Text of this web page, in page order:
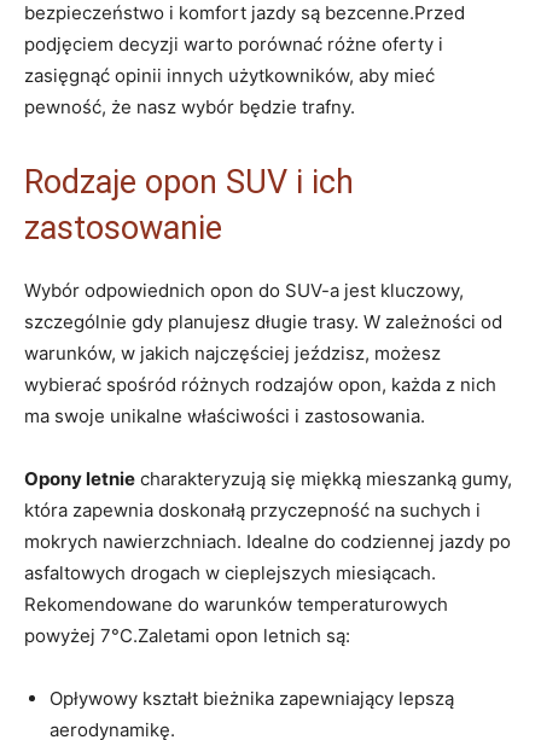
bezpieczeństwo i komfort jazdy są bezcenne.Przed
podjęciem decyzji warto porównać różne oferty i
zasięgnąć opinii innych użytkowników, aby mieć
pewność, że nasz wybór będzie trafny.
Rodzaje opon SUV i ich
zastosowanie
Wybór odpowiednich opon do SUV-a jest kluczowy,
szczególnie gdy planujesz długie trasy. W zależności od
warunków, w jakich najczęściej jeździsz, możesz
wybierać spośród różnych rodzajów opon, każda z nich
ma swoje unikalne właściwości i zastosowania.
Opony letnie charakteryzują się miękką mieszanką gumy,
która zapewnia doskonałą przyczepność na suchych i
mokrych nawierzchniach. Idealne do codziennej jazdy po
asfaltowych drogach w cieplejszych miesiącach.
Rekomendowane do warunków temperaturowych
powyżej 7°C.Zaletami opon letnich są:
Opływowy kształt bieżnika zapewniający lepszą
aerodynamikę.